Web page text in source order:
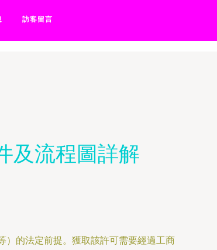
国产51视频网址-国产
訪客留言
及流程圖詳解
）的法定前提。獲取該許可需要經過工商